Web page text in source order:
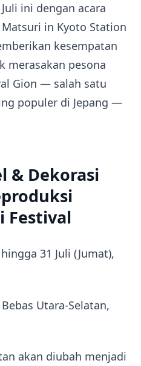
ini dengan acara
in Kyoto Station
kesempatan
merasakan pesona
Gion — salah satu
populer di Jepang —
& Dekorasi
Festival
31 Juli (Jumat),
Utara-Selatan,
akan diubah menjadi